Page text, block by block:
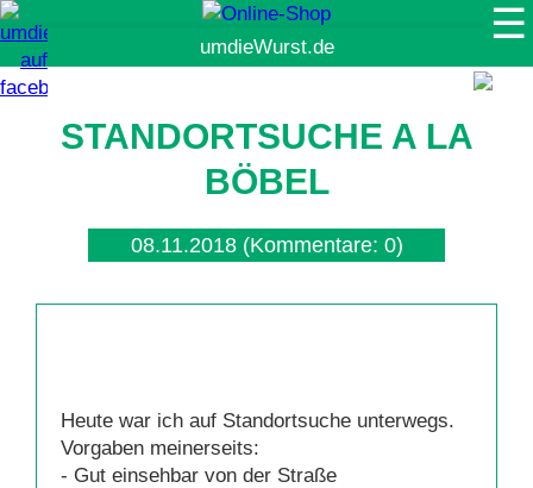
STANDORTSUCHE A LA
BÖBEL
08.11.2018(Kommentare: 0)
Heute war ich auf Standortsuche unterwegs.
Vorgaben meinerseits:
- Gut einsehbar von der Straße
☰